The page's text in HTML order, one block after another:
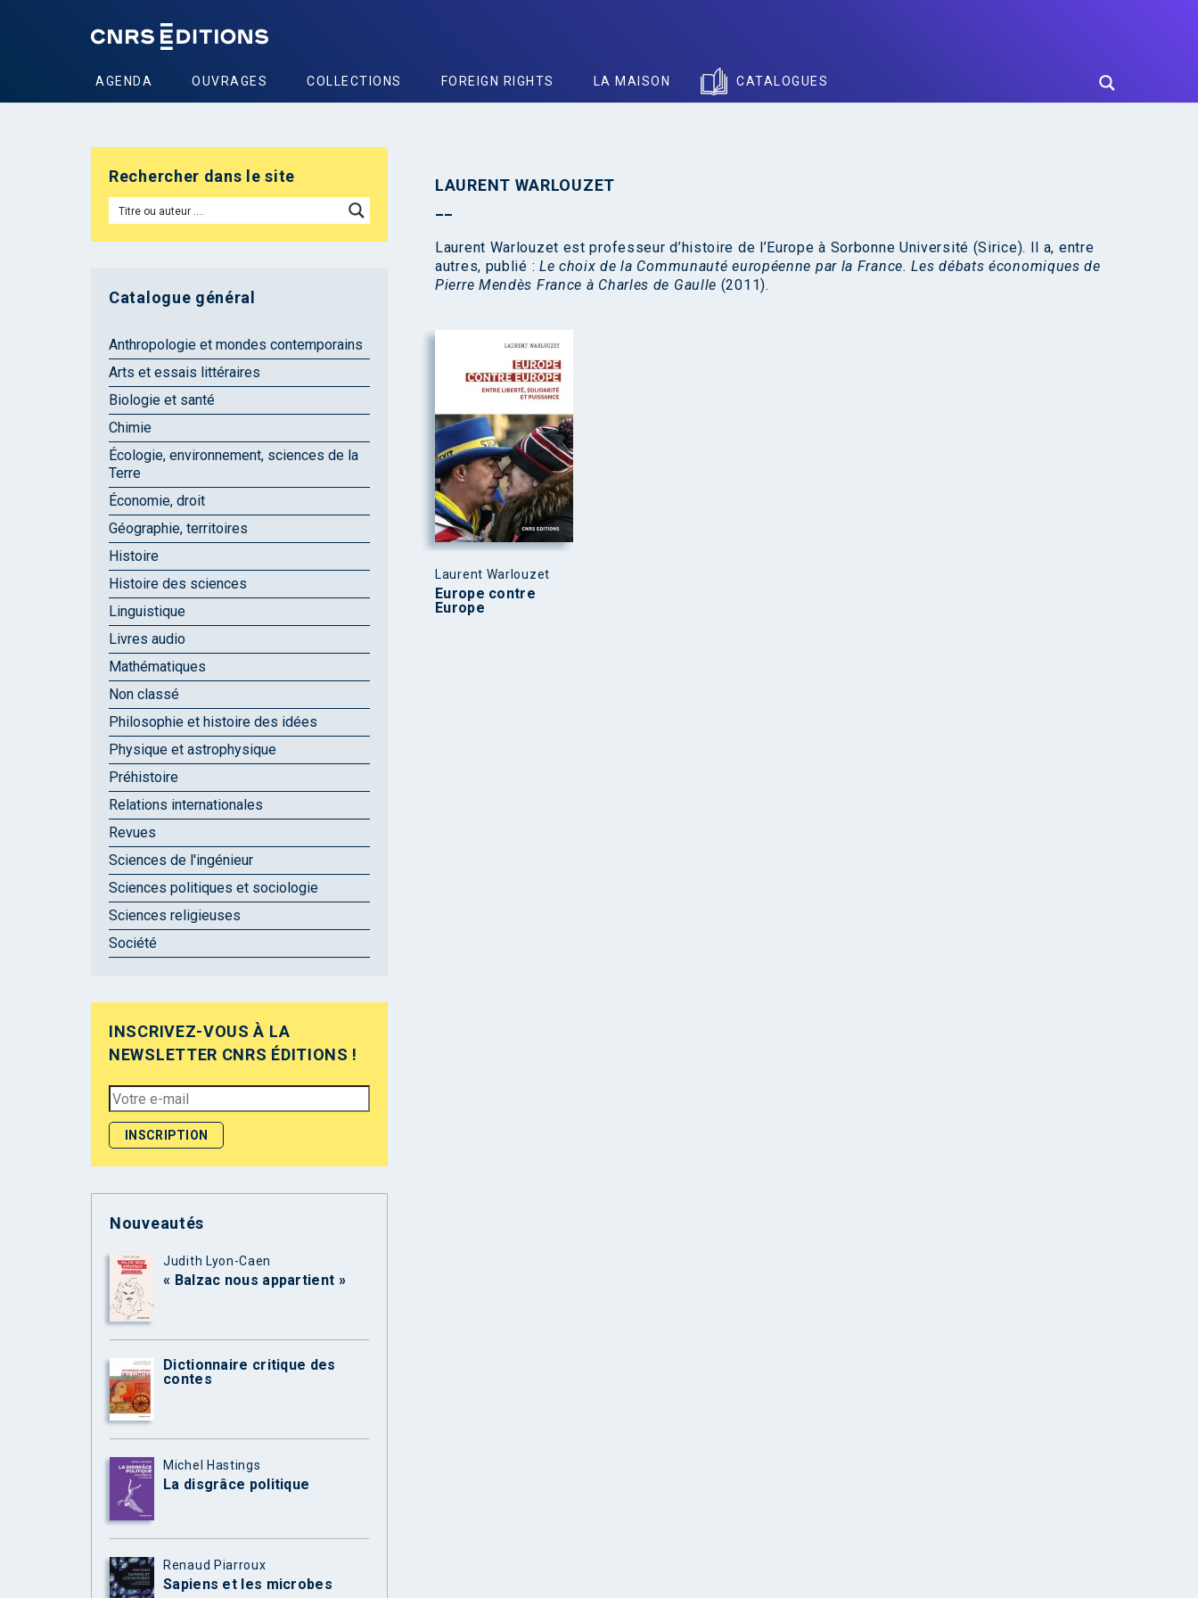
AGENDA OUVRAGES COLLECTIONS FOREIGN RIGHTS LA MAISON CATALOGUES
LAURENT WARLOUZET
Laurent Warlouzet est professeur d’histoire de l’Europe à Sorbonne Université (Sirice). Il a, entre
autres, publié : Le choix de la Communauté européenne par la France. Les débats économiques de
Pierre Mendès France à Charles de Gaulle (2011).
Laurent Warlouzet
Europe contre
Europe
Rechercher dans le site
Catalogue général
Anthropologie et mondes contemporains
Arts et essais littéraires
Biologie et santé
Chimie
Écologie, environnement, sciences de la
Terre
Économie, droit
Géographie, territoires
Histoire
Histoire des sciences
Linguistique
Livres audio
Mathématiques
Non classé
Philosophie et histoire des idées
Physique et astrophysique
Préhistoire
Relations internationales
Revues
Sciences de l'ingénieur
Sciences politiques et sociologie
Sciences religieuses
Société
INSCRIVEZ-VOUS À LA
NEWSLETTER CNRS ÉDITIONS !
Nouveautés
Judith Lyon-Caen
« Balzac nous appartient »
Dictionnaire critique des
contes
Michel Hastings
La disgrâce politique
Renaud Piarroux
Sapiens et les microbes